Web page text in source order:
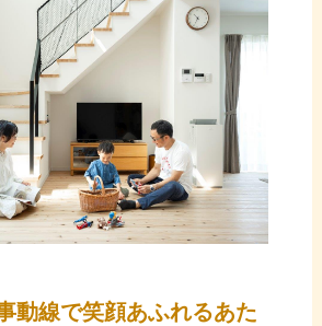
動線で笑顔あふれるあた